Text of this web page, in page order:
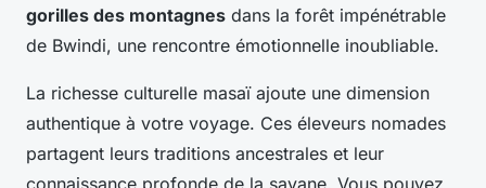
gorilles des montagnes dans la forêt impénétrable
de Bwindi, une rencontre émotionnelle inoubliable.
La richesse culturelle masaï ajoute une dimension
authentique à votre voyage. Ces éleveurs nomades
partagent leurs traditions ancestrales et leur